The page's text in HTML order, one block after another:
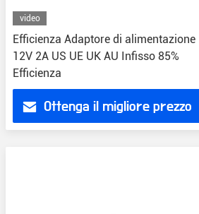
video
Efficienza Adaptore di alimentazione
12V 2A US UE UK AU Infisso 85%
Efficienza
Ottenga il migliore prezzo